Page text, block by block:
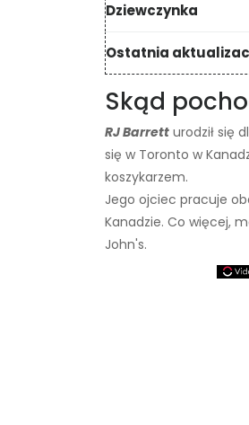
Dziewczynka
Ostatnia
Skąd
RJ Barrett urodził się
się w Toronto w
koszykarzem.
Jego ojciec pracuje
Kanadzie. Co więcej,
John's.